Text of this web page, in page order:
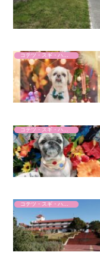
コテツ・スギ・ハルト